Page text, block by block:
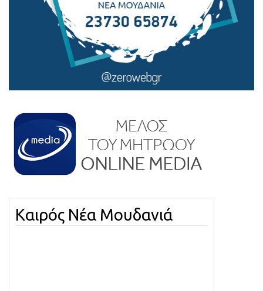
Καιρός Νέα Μουδανιά